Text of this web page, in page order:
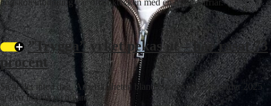
högskoleutbildning var ofta liktecken med en trygg karriär.
”Trygga” yrket pekas ut – har rasat 73
procent
Så är det inte i dag. Arbetslösheten bland akademiker var under 2025
är den högsta på tio år.